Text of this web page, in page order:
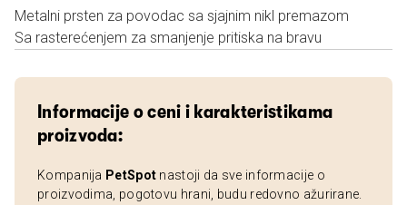
Metalni prsten za povodac sa sjajnim nikl premazom
Sa rasterećenjem za smanjenje pritiska na bravu
Informacije o ceni i karakteristikama
proizvoda:
Kompanija PetSpot nastoji da sve informacije o
proizvodima, pogotovu hrani, budu redovno ažurirane.